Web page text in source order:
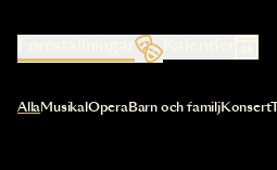
Kalender
Val av kategori uppdaterar innehållet
AllaMusikal OperaBarn och familjKonsert